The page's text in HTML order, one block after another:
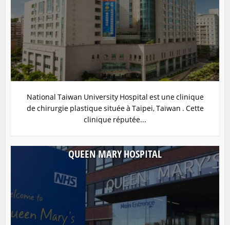
National Taiwan University Hospital est une clinique
de chirurgie plastique située à Taipei, Taïwan . Cette
clinique réputée...
QUEEN MARY HOSPITAL